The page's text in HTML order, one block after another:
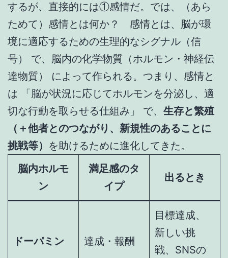
するが、直接的には①感情だ。では、（あら
ためて）感情とは何か？ 感情とは、脳が環
境に適応するための生理的なシグナル（信
号） で、脳内の化学物質（ホルモン・神経伝
達物質） によって作られる。つまり、感情と
は 「脳が状況に応じてホルモンを分泌し、適
切な行動を取らせる仕組み」 で、 生存と繁殖
（＋他者とのつながり、新規性のあることに
挑戦等） を助けるために進化してきた。
脳内ホルモ
ン
満足感のタ
イプ
出るとき
ドーパミン 達成・報酬
目標達成、
新しい挑
戦、SNSの